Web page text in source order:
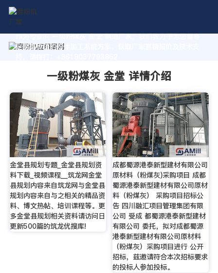
作为专业的 一级粉煤灰 金堂 制造厂家，我们致力于为您量身
定制高价值的粉体加工系统方案。获取厂家直销报价及技术支
一级粉煤灰 金堂 详情介绍
金堂县规划专题_金堂县规划资
料下载_视频课程__筑龙网金堂
县规划内容来自筑龙网与金堂县
规划内容来自与之相关的精品资
料、博文热帖、培训课程等。更
多金堂县规划相关资料请访问日
更新500篇的筑龙优搜库!
成都蜀源港泰新型建材有限公司
原材料（粉煤灰)采购项目 成都
蜀源港泰新型建材有限公司原材
料（粉煤灰） 采购项目招标公
告 四川融汇项目管理集团有限
公司 受成 都蜀源港泰新型建材
有限公司 委托，拟对成都蜀源
港泰新型建材有限公司原材料
（粉煤灰）采购项目进行 公开
招标，兹邀请符合本次招标要求
的投标人参加投标。